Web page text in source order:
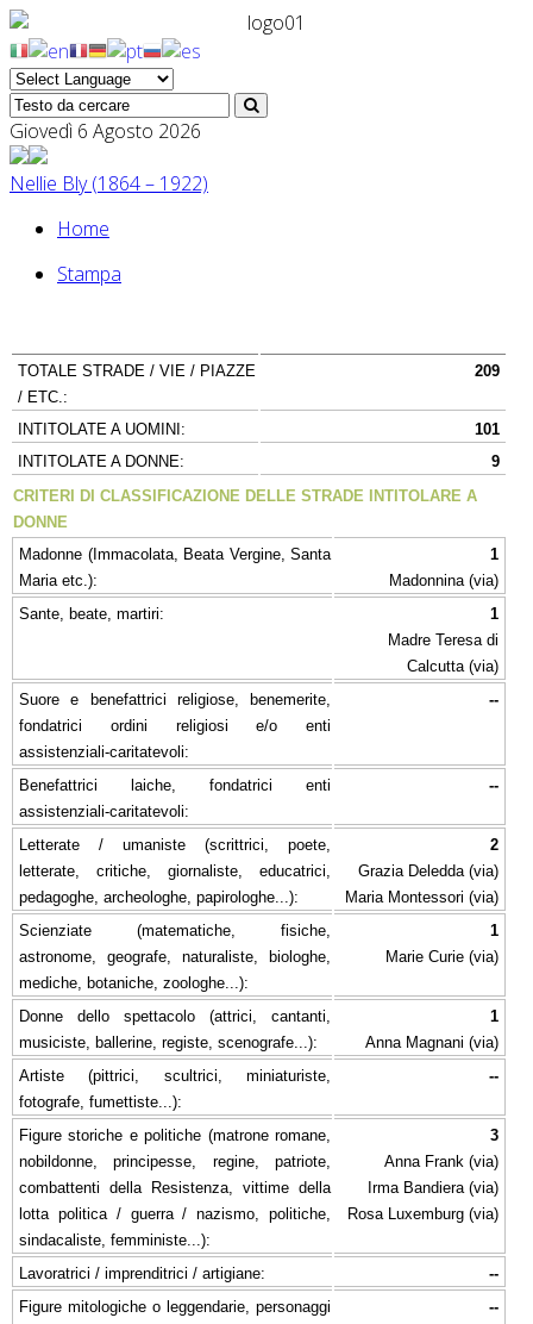
Giovedì 6 Agosto 2026
Nellie Bly (1864 – 1922)
Home
Stampa
TOTALE STRADE / VIE / PIAZZE
/ ETC.:
209
INTITOLATE A UOMINI:
101
INTITOLATE A DONNE:
9
CRITERI DI CLASSIFICAZIONE DELLE STRADE INTITOLARE A
DONNE
Madonne (Immacolata, Beata Vergine, Santa
Maria etc.):
1
Madonnina (via)
Sante, beate, martiri:
1
Madre Teresa di
Calcutta (via)
Suore e benefattrici religiose, benemerite,
fondatrici ordini religiosi e/o enti
assistenziali-caritatevoli:
--
Benefattrici laiche, fondatrici enti
assistenziali-caritatevoli:
--
Letterate / umaniste (scrittrici, poete,
letterate, critiche, giornaliste, educatrici,
pedagoghe, archeologhe, papirologhe...):
2
Grazia Deledda (via)
Maria Montessori (via)
Scienziate (matematiche, fisiche,
astronome, geografe, naturaliste, biologhe,
mediche, botaniche, zoologhe...):
1
Marie Curie (via)
Donne dello spettacolo (attrici, cantanti,
musiciste, ballerine, registe, scenografe...):
1
Anna Magnani (via)
Artiste (pittrici, scultrici, miniaturiste,
fotografe, fumettiste...):
--
Figure storiche e politiche (matrone romane,
nobildonne, principesse, regine, patriote,
combattenti della Resistenza, vittime della
lotta politica / guerra / nazismo, politiche,
sindacaliste, femministe...):
3
Anna Frank (via)
Irma Bandiera (via)
Rosa Luxemburg (via)
Lavoratrici / imprenditrici / artigiane:
--
Figure mitologiche o leggendarie, personaggi
--